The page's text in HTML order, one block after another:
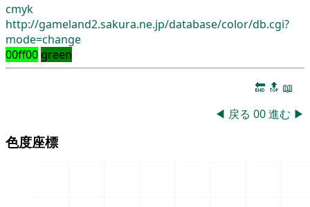
cmyk
http://gameland2.sakura.ne.jp/database/color/db.cgi?
mode=change
00ff00 green
🔚 🔝 📖
◀ 戻る 00進む ▶
色度座標